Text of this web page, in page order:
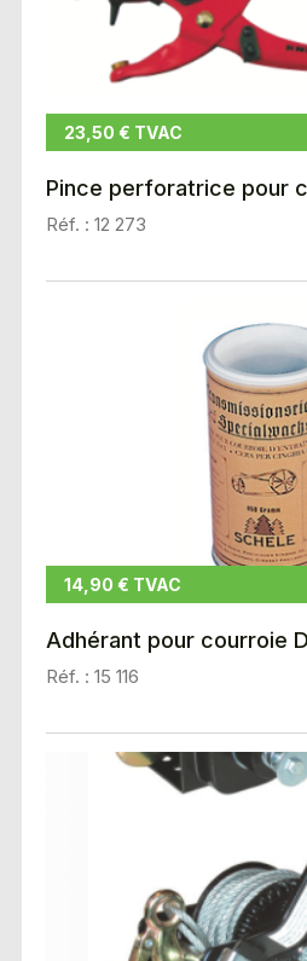
23,50 € TVAC
Pince perforatrice pour
Réf. : 12 273
14,90 € TVAC
Adhérant pour courroie
Réf. : 15 116